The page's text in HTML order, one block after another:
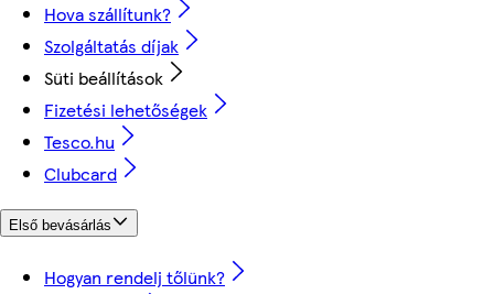
Hova szállítunk?
Szolgáltatás díjak
Süti beállítások
Fizetési lehetőségek
Tesco.hu
Clubcard
Első bevásárlás
Hogyan rendelj tőlünk?